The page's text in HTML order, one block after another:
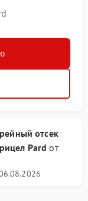
отсек
Pard от